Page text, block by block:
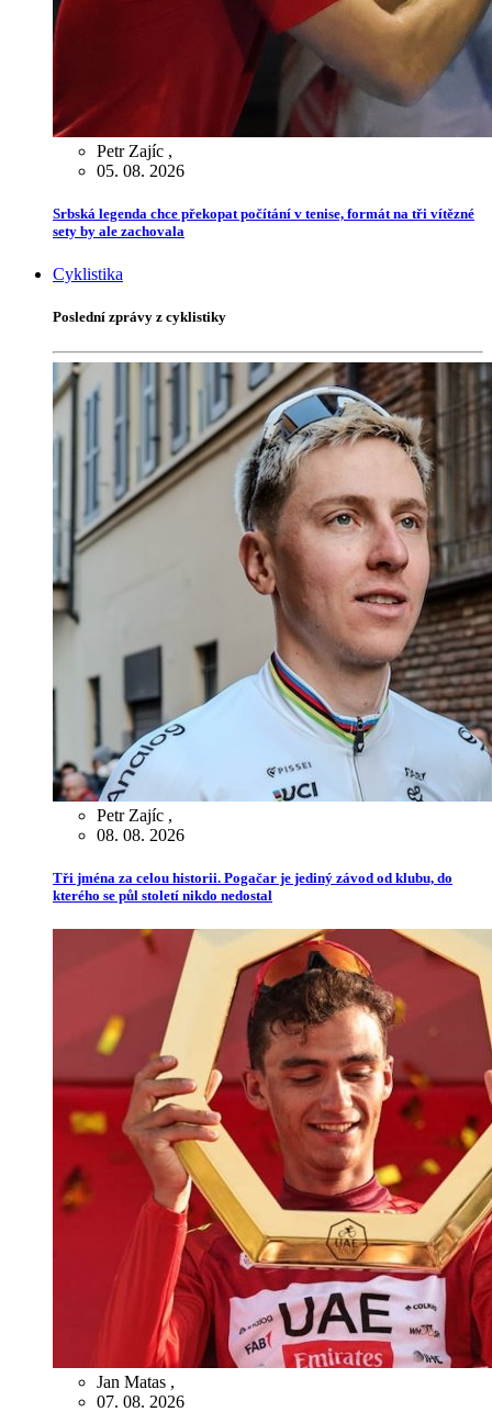
Petr Zajíc ,
05. 08. 2026
Srbská legenda chce překopat počítání v tenise, formát na tři vítězné
sety by ale zachovala
Cyklistika
Poslední zprávy z cyklistiky
Petr Zajíc ,
08. 08. 2026
Tři jména za celou historii. Pogačar je jediný závod od klubu, do
kterého se půl století nikdo nedostal
Jan Matas ,
07. 08. 2026